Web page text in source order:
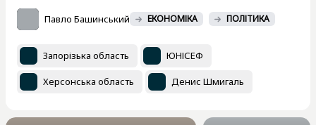
Павло Башинський ЕКОНОМІКА ПОЛІТИКА
Запорізька область ЮНІСЕФ
Херсонська область Денис Шмигаль